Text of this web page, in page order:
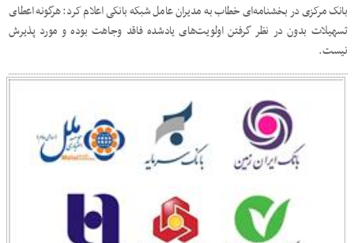
بانک مرکزی در بخشنامه‌ای خطاب به مدیران عامل شبکه بانکی اعلام کرد: هرگونه اعطای
تسهیلات بدون در نظر گرفتن اولویت‌های یادشده فاقد وجاهت بوده و مورد پذیرش
نیست.